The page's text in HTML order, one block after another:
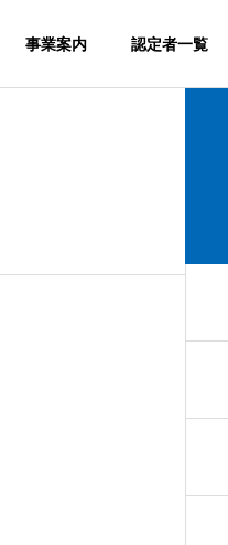
事業案内 認定者一覧